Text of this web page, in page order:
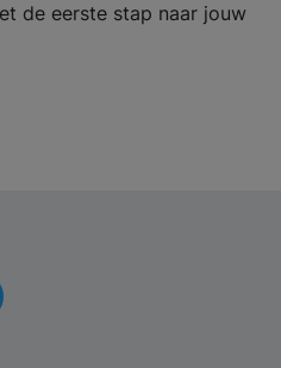
de eerste stap naar jouw